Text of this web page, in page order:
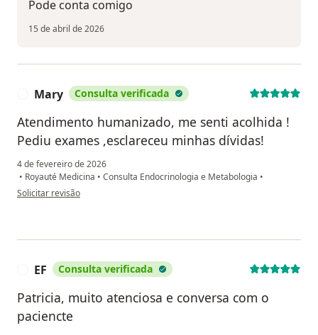
Pode conta comigo
15 de abril de 2026
Mary Consulta verificada
Atendimento humanizado, me senti acolhida !
Pediu exames ,esclareceu minhas dívidas!
4 de fevereiro de 2026
• Royauté Medicina • Consulta Endocrinologia e Metabologia •
na opinião do utilizador Mary
Solicitar revisão
EF Consulta verificada
Patricia, muito atenciosa e conversa com o
paciencte